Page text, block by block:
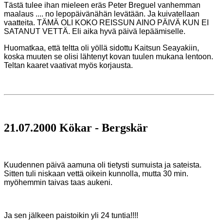
Tästä tulee ihan mieleen eräs Peter Breguel vanhemman
maalaus .... no lepopäivänähän levätään. Ja kuivatellaan
vaatteita. TÄMÄ OLI KOKO REISSUN AINO PÄIVÄ KUN EI
SATANUT VETTÄ. Eli aika hyvä päivä lepäämiselle.
Huomatkaa, että teltta oli yöllä sidottu Kaitsun Seayakiin,
koska muuten se olisi lähtenyt kovan tuulen mukana lentoon.
Teltan kaaret vaativat myös korjausta.
21.07.2000 Kökar - Bergskär
Kuudennen päivä aamuna oli tietysti sumuista ja sateista.
Sitten tuli niskaan vettä oikein kunnolla, mutta 30 min.
myöhemmin taivas taas aukeni.
Ja sen jälkeen paistoikin yli 24 tuntia!!!!